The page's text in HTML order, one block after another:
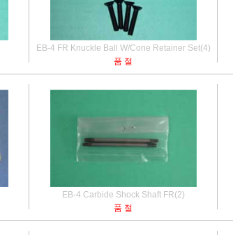
EB-4 FR Knuckle Ball W/Cone Retainer Set(4)
품 절
EB-4 Carbide Shock Shaft FR(2)
품 절